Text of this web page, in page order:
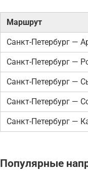
Маршрут
Санкт-Петербург —
Санкт-Петербург —
Санкт-Петербург —
Санкт-Петербург —
Санкт-Петербург —
Популярные